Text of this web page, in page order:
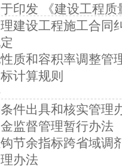
印发 《建设工程质
建设工程施工合同
质和容积率调整管
计算规则
件出具和核实管理
监督管理暂行办法
节余指标跨省域调
办法